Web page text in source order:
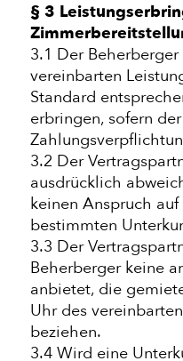
§ 3
3.1 Der
vereinbarten
Standard
erbringen, sofern
3.2 Der
ausdrücklich
keinen Anspruch
bestimmten
3.3 Der
Beherberger keine
anbietet, die
Uhr des
beziehen.
3.4 Wird eine